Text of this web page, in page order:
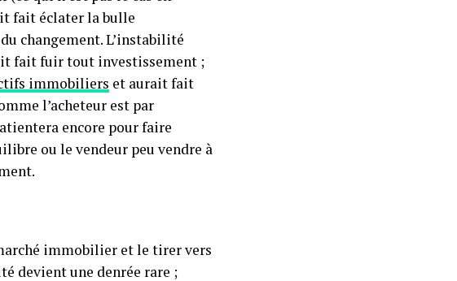
fait éclater la bulle
changement. L’instabilité
fait fuir tout investissement ;
immobiliers et aurait fait
l’acheteur est par
encore pour faire
ou le vendeur peu vendre à
immobilier et le tirer vers
devient une denrée rare ;